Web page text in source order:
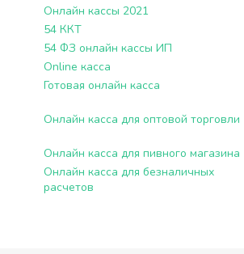
Онлайн кассы 2021
54 ККТ
54 ФЗ онлайн кассы ИП
Online касса
Готовая онлайн касса
Онлайн касса для оптовой торговли
Онлайн касса для пивного магазина
Онлайн касса для безналичных
расчетов